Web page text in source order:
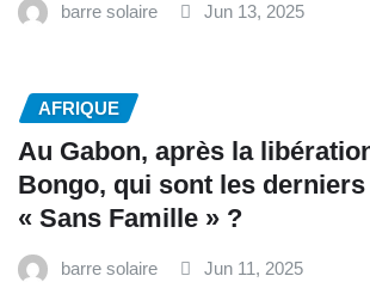
barre solaire Jun 13, 2025
AFRIQUE
Au Gabon, après la
Bongo, qui sont les
« Sans Famille » ?
barre solaire Jun 11, 2025